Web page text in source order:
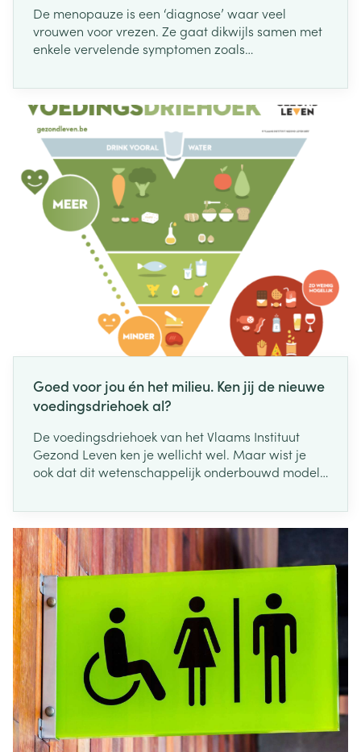
De menopauze is een ‘diagnose’ waar veel
vrouwen voor vrezen. Ze gaat dikwijls samen met
enkele vervelende symptomen zoals
normaal onderdeel van het ouder worden.
Gelukkig zijn er oplossingen om deze levensfase
waarin de vruchtbaarheid ophoudt, te verlichten.
Wil je meer weten over wat de menopauze is, aan
welke tekenen je deze periode herkent en hoe je
deze klachten kan aanpakken? Wij geven je alvast
een overzicht.
Goed voor jou én het milieu. Ken jij de nieuwe
voedingsdriehoek al?
De voedingsdriehoek van het Vlaams Instituut
Gezond Leven ken je wellicht wel. Maar wist je
ook dat dit wetenschappelijk onderbouwd model
lag de focus op voeding en het effect op
gezondheid. Er was echter nood aan een
herziening om de voedingsdriehoek meer
hedendaags te maken. Zo ontstond in 2021 de
nieuwe voedingsdriehoek, die naast gezondheid
volledig in het teken staat van
milieuverantwoorde voeding. Eten moet niet
alleen gezond zijn voor jezelf, maar ook goed
voor onze planeet. Die twee zaken gaan namelijk
hand in hand.